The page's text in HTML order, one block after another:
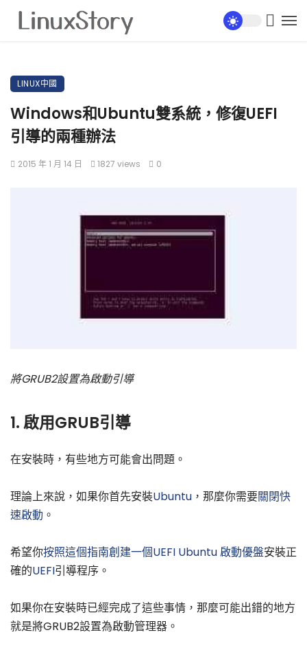
LINUX中國
Windows和Ubuntu雙系統，修復UEFI
引導的兩種辦法
2015 年 1 月 14 日 1827 views 0
將GRUB2設置為啟動引導
1. 啟用GRUB引導
在安裝時，有些地方可能會出問題。
理論上來說，如果你首先安裝Ubuntu ，那麼你需要關閉快
速啟動 。
希望你按照這個指南創建一個UEFI Ubuntu 啟動優盤安裝正
確的UEFI引導程序。
如果你在安裝時已經完成了這些事情，那麼可能出錯的地方
就是將GRUB2設置為啟動管理器。